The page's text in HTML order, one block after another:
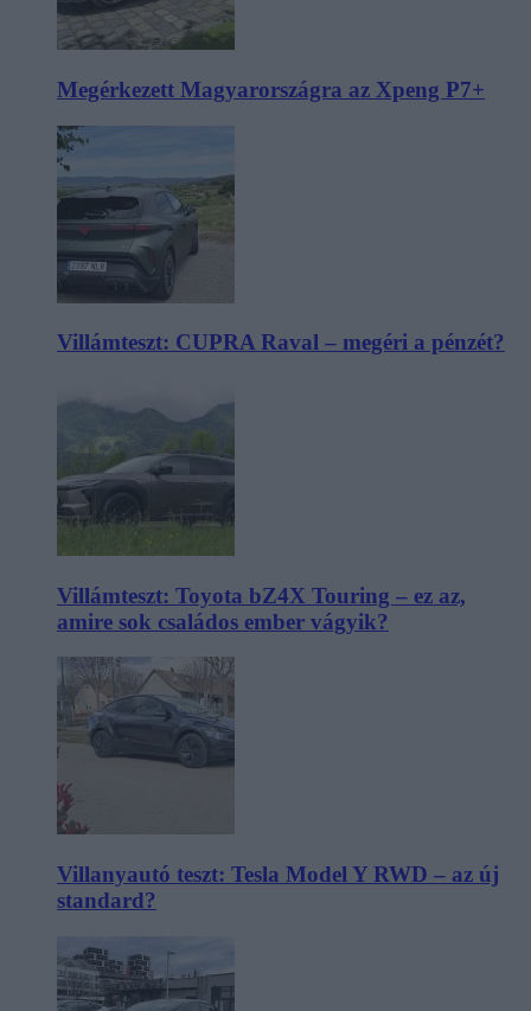
Megérkezett Magyarországra az Xpeng P7+
Villámteszt: CUPRA Raval – megéri a pénzét?
Villámteszt: Toyota bZ4X Touring – ez az,
amire sok családos ember vágyik?
Villanyautó teszt: Tesla Model Y RWD – az új
standard?